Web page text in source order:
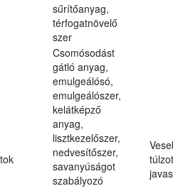
sűrítőanyag,
térfogatnövelő
szer
Csomósodást
gátló anyag,
emulgeálósó,
emulgeálószer,
kelátképző
anyag,
lisztkezelőszer,
nedvesítőszer,
savanyúságot
szabályozó